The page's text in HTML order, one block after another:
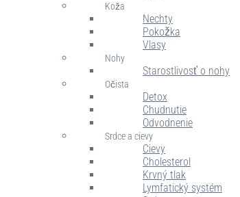
Koža
Nechty
Pokožka
Vlasy
Nohy
Starostlivosť o nohy
Očista
Detox
Chudnutie
Odvodnenie
Srdce a cievy
Cievy
Cholesterol
Krvný tlak
Lymfatický systém